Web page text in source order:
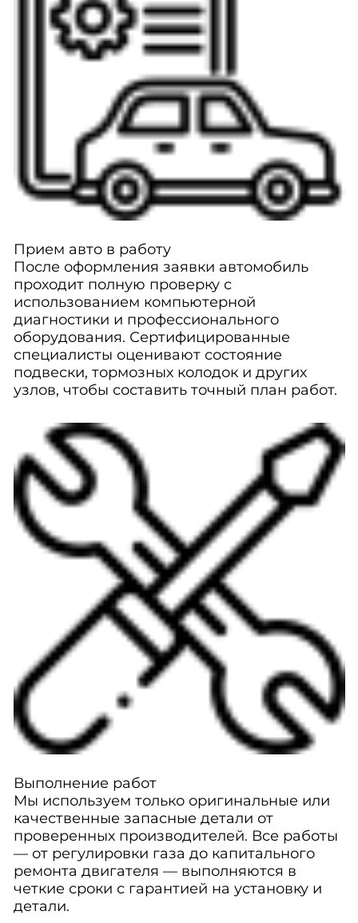
Прием авто в работу
После оформления заявки автомобиль
проходит полную проверку с
использованием компьютерной
диагностики и профессионального
оборудования. Сертифицированные
специалисты оценивают состояние
подвески, тормозных колодок и других
узлов, чтобы составить точный план работ.
Выполнение работ
Мы используем только оригинальные или
качественные запасные детали от
проверенных производителей. Все работы
— от регулировки газа до капитального
ремонта двигателя — выполняются в
четкие сроки с гарантией на установку и
детали.